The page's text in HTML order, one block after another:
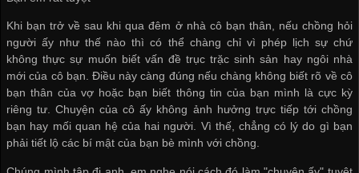
Khi bạn trở về sau khi qua đêm ở nhà cô bạn thân, nếu chồng hỏi
người ấy như thế nào thì có thể chàng chỉ vì phép lịch sự chứ
không thực sự muốn biết vấn đề trục trặc sinh sản hay ngôi nhà
mới của cô bạn. Điều này càng đúng nếu chàng không biết rõ về cô
bạn thân của vợ hoặc bạn biết thông tin của bạn mình là cực kỳ
riêng tư. Chuyện của cô ấy không ảnh hưởng trực tiếp tới chồng
bạn hay mối quan hệ của hai người. Vì thế, chẳng có lý do gì bạn
phải tiết lộ các bí mật của bạn bè mình với chồng.